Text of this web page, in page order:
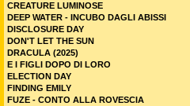
CREATURE LUMINOSE
DEEP WATER - INCUBO DAGLI ABISSI
DISCLOSURE DAY
DON'T LET THE SUN
DRACULA (2025)
E I FIGLI DOPO DI LORO
ELECTION DAY
FINDING EMILY
FUZE - CONTO ALLA ROVESCIA